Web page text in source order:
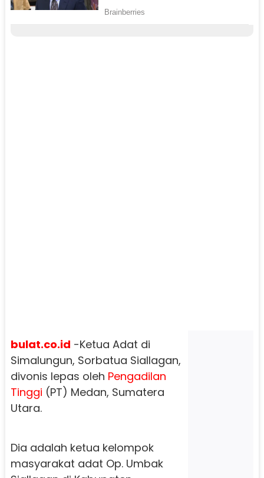
bulat.co.id -Ketua Adat di
Simalungun, Sorbatua Siallagan,
divonis lepas oleh Pengadilan
Tinggi (PT) Medan, Sumatera
Utara.
Dia adalah ketua kelompok
masyarakat adat Op. Umbak